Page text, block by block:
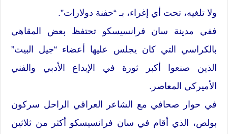
ولا تلغيه، تحت أي إغراء، بـ “حفنة دولارات”.
ففي مدينة سان فرانسيسكو تحتفظ بعض المقاهي
بالكراسي التي كان يجلس عليها أعضاء “جيل البيت”
الذين صنعوا أكبر ثورة في الإبداع الأدبي والفني
الأميركي المعاصر.
في حوار صحافي مع الشاعر العراقي الراحل سركون
بولص، الذي أقام في سان فرانسيسكو أكثر من ثلاثين